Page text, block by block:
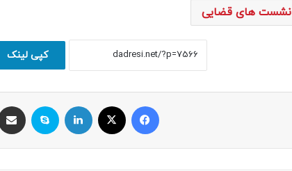
نشست های قضایی
کپی لینک
فیسبوک ایکس لینکداین اسکایپ